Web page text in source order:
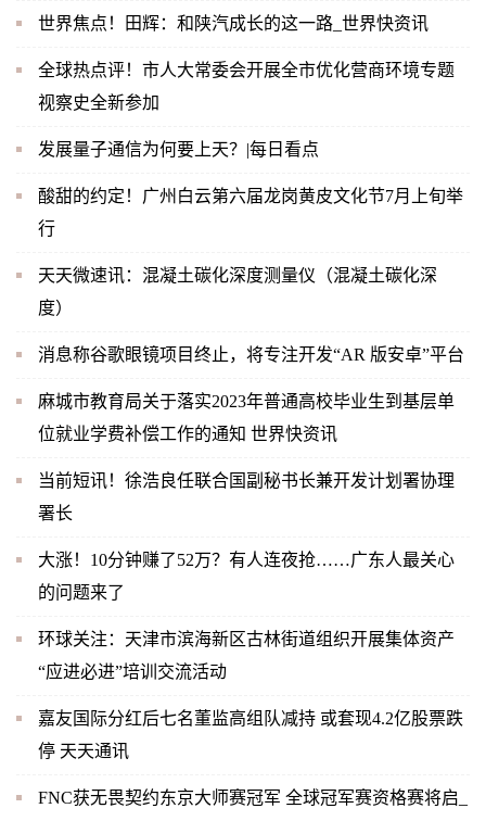
世界焦点！田辉：和陕汽成长的这一路_世界快资讯
全球热点评！市人大常委会开展全市优化营商环境专题
视察史全新参加
发展量子通信为何要上天？|每日看点
酸甜的约定！广州白云第六届龙岗黄皮文化节7月上旬举
行
天天微速讯：混凝土碳化深度测量仪（混凝土碳化深
度）
消息称谷歌眼镜项目终止，将专注开发“AR 版安卓”平台
麻城市教育局关于落实2023年普通高校毕业生到基层单
位就业学费补偿工作的通知 世界快资讯
当前短讯！徐浩良任联合国副秘书长兼开发计划署协理
署长
大涨！10分钟赚了52万？有人连夜抢……广东人最关心
的问题来了
环球关注：天津市滨海新区古林街道组织开展集体资产
“应进必进”培训交流活动
嘉友国际分红后七名董监高组队减持 或套现4.2亿股票跌
停 天天通讯
FNC获无畏契约东京大师赛冠军 全球冠军赛资格赛将启_